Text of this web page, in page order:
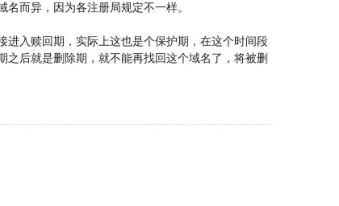
而异，因为各注册局规定不一样。
入赎回期，实际上这也是个保护期，在这个时间段
后就是删除期，就不能再找回这个域名了，将被删